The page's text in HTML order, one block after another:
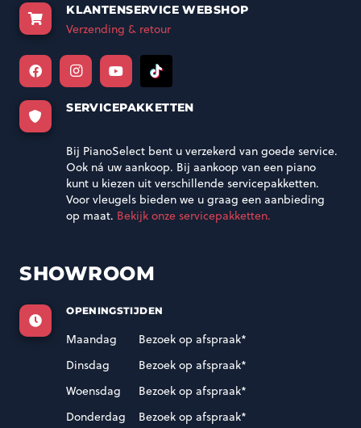
KLANTENSERVICE WEBSHOP
Verzending & retour
SERVICEPAKKETTEN
Bij PianoSelect bent u verzekerd van goede service.
Ook ná uw aankoop. Bij aankoop van een piano
kunt u kiezen uit verschillende servicepakketten.
Voor vleugels bieden we u graag een aanbieding
op maat. Bekijk onze servicepakketten.
SHOWROOM
OPENINGSTIJDEN
Maandag
Bezoek op afspraak*
Dinsdag
Bezoek op afspraak*
Woensdag
Bezoek op afspraak*
Donderdag
Bezoek op afspraak*